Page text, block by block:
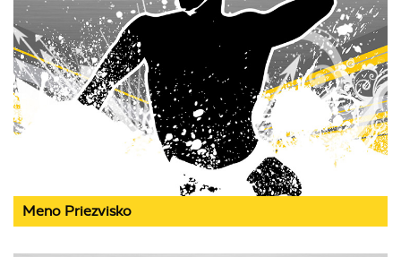
Meno Priezvisko